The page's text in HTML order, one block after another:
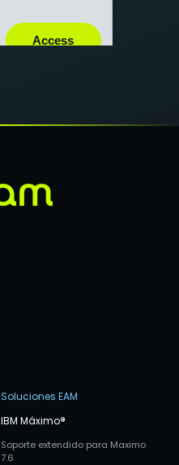
Soluciones EAM
IBM Máximo®
Soporte extendido para Maximo
7.6